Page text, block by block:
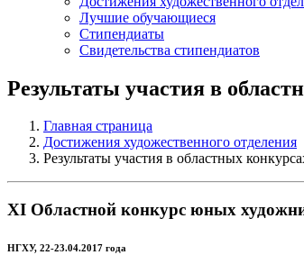
Лучшие обучающиеся
Стипендиаты
Свидетельства стипендиатов
Результаты участия в
Главная страница
Достижения художественного отделения
Результаты участия в областных
XI Областной конкурс юных
НГХУ, 22-23.04.2017 года